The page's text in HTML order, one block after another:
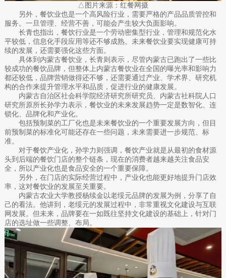
△图片来源：红餐网摄
另外，餐饮业也是一个高风险行业，需要严格的产品品质管控和
服务。一旦管理、经营不善，可能会产生较大负面影响。
长青也指出，餐饮行业是一个劳动密集型行业，管理和规范化水
平较低，信息化手段应用等还不够成熟。未来餐饮业要实现健康可持
续的发展，还需要强化这些方面。
具体到内蒙古餐饮业，长青则表示，尽管内蒙古已跑出了一些比
较成功的餐饮品牌，但整体上内蒙古餐饮业在全国的曝光率和影响力
都还较低，品牌营销做得还不够，还需要通过产业、学术界、研究机
构的合作来提升管理水平和品质，促进行业的健康发展。
内蒙古自治区社会科学院经济研究所研究员、内蒙古社科院人口
研究所原所长孙学力表示，餐饮业的未来发展趋势一定是数智化、连
锁化、品牌化和产业化。
包括预制菜的工厂化也是未来餐饮业的一个重要发展方向，但目
前预制菜的标准化可能还存在一些问题，未来需要进一步规范、标
准。
对于餐饮产业化，孙学力则强调，餐饮产业就是从最初的食材源
头到后端的餐饮门店的整个链条，现在的消费者越来越关注食品安
全，所以产业化也是食品安全的一个重要保障。
另外，在门店的实际经营过程中，产业化也能更好地提升门店效
率，这对餐饮业的发展至关重要。
内蒙古农业大学教授杨续金以老绥元品牌的发展为例，分享了自
己的看法。他讲到，老绥元的发展过程中，非常重视文化建设与互联
网发展。但未来，品牌要在一如既往坚持文化建设的基础上，针对门
店的选址做一些调整、布局。